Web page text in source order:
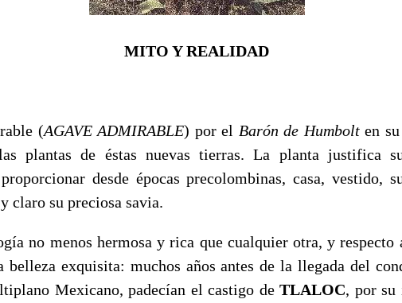
MITO Y REALIDAD
(AGAVE ADMIRABLE) por el Barón de Humbolten su
plantas de éstas nuevas tierras. La planta justifica
desde épocas precolombinas, casa, vestido,
claro su preciosa savia.
no menos hermosa y rica que cualquier otra, y respecto
belleza exquisita: muchos años antes de la llegada del
Mexicano, padecían el castigo deTLALOC, por su